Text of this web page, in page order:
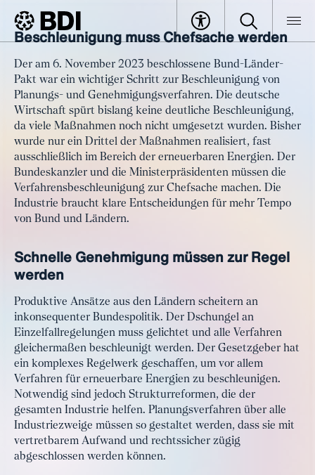
BDI Artikel
Artikel
Deutschland-Tempo machen:
Schnellere Planungs- und
Genehmigungsverfahren für die
Industrie
Beschleunigung muss Chefsache werden
Der am 6. November 2023 beschlossene Bund-Länder-
Pakt war ein wichtiger Schritt zur Beschleunigung von
Planungs- und Genehmigungsverfahren. Die deutsche
Wirtschaft spürt bislang keine deutliche Beschleunigung,
da viele Maßnahmen noch nicht umgesetzt wurden. Bisher
wurde nur ein Drittel der Maßnahmen realisiert, fast
ausschließlich im Bereich der erneuerbaren Energien. Der
Bundeskanzler und die Ministerpräsidenten müssen die
Verfahrensbeschleunigung zur Chefsache machen. Die
Industrie braucht klare Entscheidungen für mehr Tempo
von Bund und Ländern.
Schnelle Genehmigung müssen zur Regel
werden
Produktive Ansätze aus den Ländern scheitern an
inkonsequenter Bundespolitik. Der Dschungel an
Einzelfallregelungen muss gelichtet und alle Verfahren
gleichermaßen beschleunigt werden. Der Gesetzgeber hat
ein komplexes Regelwerk geschaffen, um vor allem
Verfahren für erneuerbare Energien zu beschleunigen.
Notwendig sind jedoch Strukturreformen, die der
gesamten Industrie helfen. Planungsverfahren über alle
Industriezweige müssen so gestaltet werden, dass sie mit
vertretbarem Aufwand und rechtssicher zügig
abgeschlossen werden können.